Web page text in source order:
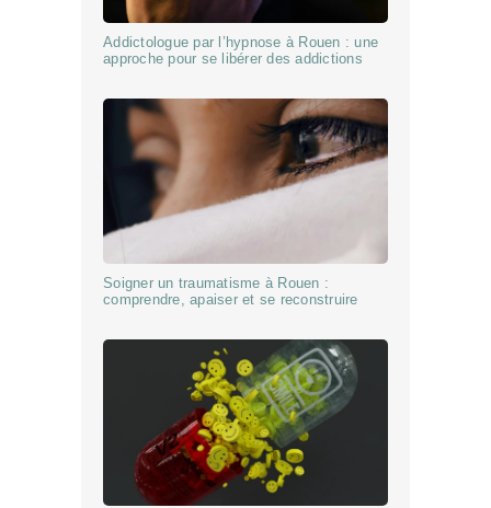
Addictologue par l’hypnose à Rouen : une
approche pour se libérer des addictions
Soigner un traumatisme à Rouen :
comprendre, apaiser et se reconstruire